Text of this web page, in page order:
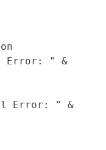
Error: "
&
Error: "
&